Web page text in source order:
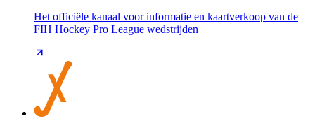
Het officiële kanaal voor informatie en kaartverkoop van de
FIH Hockey Pro League wedstrijden